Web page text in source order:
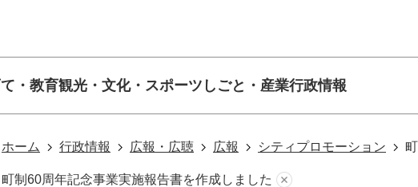
・教育観光・文化・スポーツ しごと・産業行政情報
ホーム 行政情報 広報・広聴 広報 シティプロモーション
町制60周年記念事業実施報告書を作成しました